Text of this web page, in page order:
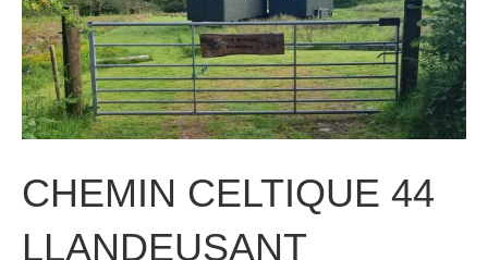
CHEMIN CELTIQUE 44
LLANDEUSANT